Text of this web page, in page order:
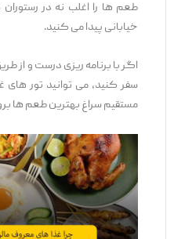
طعم‌ ها را اغلب نه در
خیابانی پیدا می ‌کنید.
اگر با برنامه ‌ریزی درست و از
سفر کنید، می ‌توانید تور های
مستقیم سراغ بهترین طعم ‌ها